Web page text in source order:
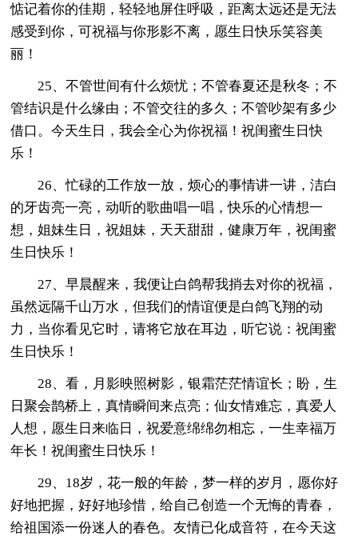
惦记着你的佳期，轻轻地屏住呼吸，距离太远还是无法
感受到你，可祝福与你形影不离，愿生日快乐笑容美
丽！
25、不管世间有什么烦忧；不管春夏还是秋冬；不
管结识是什么缘由；不管交往的多久；不管吵架有多少
借口。今天生日，我会全心为你祝福！祝闺蜜生日快
乐！
26、忙碌的工作放一放，烦心的事情讲一讲，洁白
的牙齿亮一亮，动听的歌曲唱一唱，快乐的心情想一
想，姐妹生日，祝姐妹，天天甜甜，健康万年，祝闺蜜
生日快乐！
27、早晨醒来，我便让白鸽帮我捎去对你的祝福，
虽然远隔千山万水，但我们的情谊便是白鸽飞翔的动
力，当你看见它时，请将它放在耳边，听它说：祝闺蜜
生日快乐！
28、看，月影映照树影，银霜茫茫情谊长；盼，生
日聚会鹊桥上，真情瞬间来点亮；仙女情难忘，真爱人
人想，愿生日来临日，祝爱意绵绵勿相忘，一生幸福万
年长！祝闺蜜生日快乐！
29、18岁，花一般的年龄，梦一样的岁月，愿你好
好地把握，好好地珍惜，给自己创造一个无悔的青春，
给祖国添一份迷人的春色。友情已化成音符，在今天这